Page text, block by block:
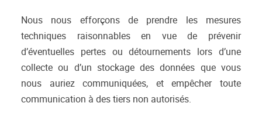
Nous nous efforçons de prendre les mesures
techniques raisonnables en vue de prévenir
d’éventuelles pertes ou détournements lors d’une
collecte ou d’un stockage des données que vous
nous auriez communiquées, et empêcher toute
communication à des tiers non autorisés.